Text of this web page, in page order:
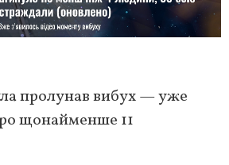
пролунав вибух — уже
щонайменше 11